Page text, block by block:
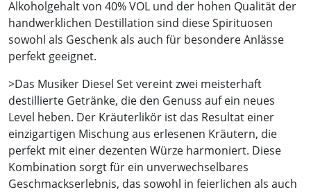
Alkoholgehalt von 40% VOL und der hohen Qualität der
handwerklichen Destillation sind diese Spirituosen
sowohl als Geschenk als auch für besondere Anlässe
perfekt geeignet.
>Das Musiker Diesel Set vereint zwei meisterhaft
destillierte Getränke, die den Genuss auf ein neues
Level heben. Der Kräuterlikör ist das Resultat einer
einzigartigen Mischung aus erlesenen Kräutern, die
perfekt mit einer dezenten Würze harmoniert. Diese
Kombination sorgt für ein unverwechselbares
Geschmackserlebnis, das sowohl in feierlichen als auch